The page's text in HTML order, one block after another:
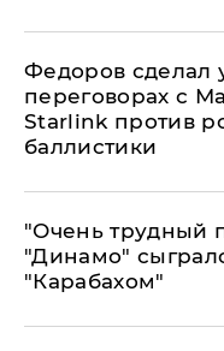
Федоров сделал
переговорах с
Starlink против
баллистики
"Очень трудный
"Динамо"
"Карабахом"